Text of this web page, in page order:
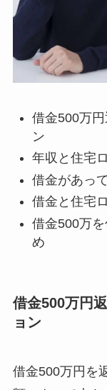
借金500万
ン
年収と住宅
借金があっ
借金と住宅
借金500万
め
借金500万円
ョン
借金500万円を